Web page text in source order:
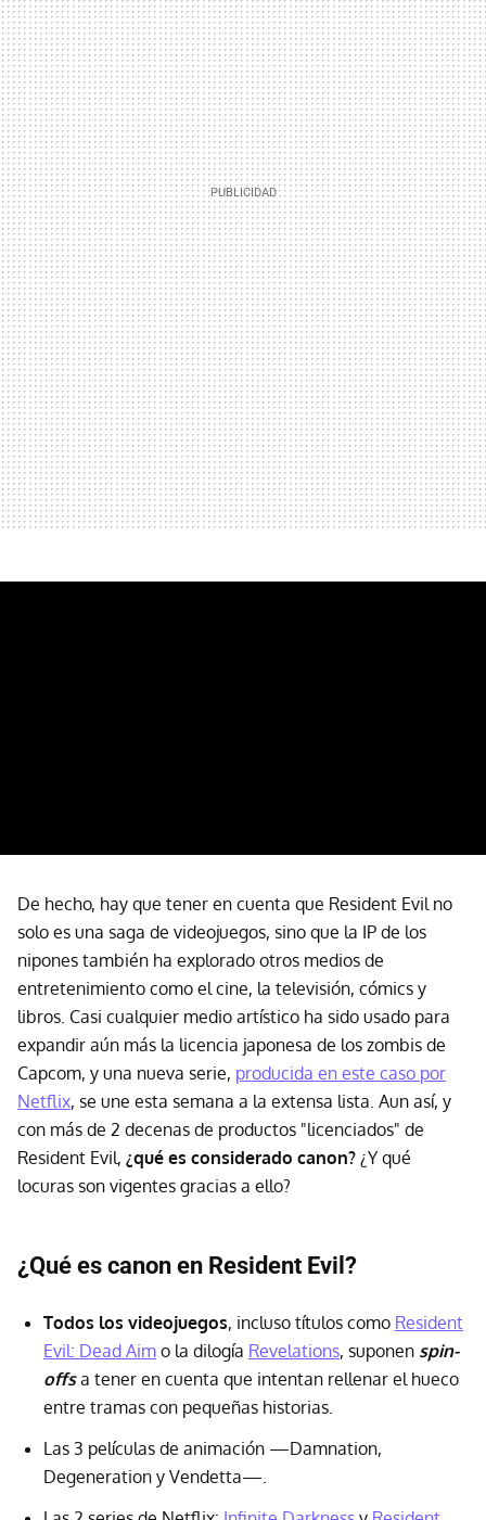
De hecho, hay que tener en cuenta que Resident Evil no
solo es una saga de videojuegos, sino que la IP de los
nipones también ha explorado otros medios de
entretenimiento como el cine, la televisión, cómics y
libros. Casi cualquier medio artístico ha sido usado para
expandir aún más la licencia japonesa de los zombis de
Capcom, y una nueva serie, producida en este caso por
Netflix, se une esta semana a la extensa lista. Aun así, y
con más de 2 decenas de productos "licenciados" de
Resident Evil, ¿qué es considerado canon? ¿Y qué
locuras son vigentes gracias a ello?
¿Qué es canon en Resident Evil?
Todos los videojuegos, incluso títulos como Resident
Evil: Dead Aim o la dilogía Revelations, suponen spin-
offsa tener en cuenta que intentan rellenar el hueco
entre tramas con pequeñas historias.
Las 3 películas de animación —Damnation,
Degeneration y Vendetta—.